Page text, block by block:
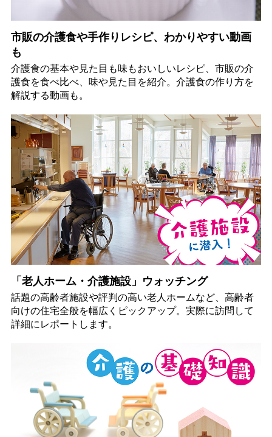
市販の介護食や手作りレシピ、わかりやすい動画
も
介護食の基本や見た目も味もおいしいレシピ、市販の介
護食を食べ比べ、味や見た目を紹介。介護食の作り方を
解説する動画も。
「老人ホーム・介護施設」ウォッチング
話題の高齢者施設や評判の高い老人ホームなど、高齢者
向けの住宅全般を幅広くピックアップ。実際に訪問して
詳細にレポートします。